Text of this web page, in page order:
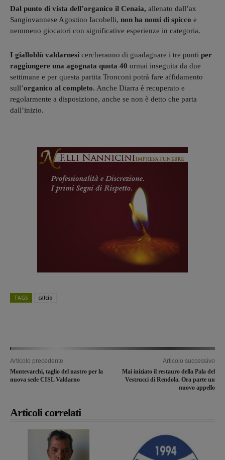
Dal punto di vista dell’organico il Cenaia, allenato dall’ax
Sangiovannese Agostino Iacobelli, non ha nomi di spicco e
nemmeno giocatori con significative esperienze in categoria.
I gialloblù valdarnesi cercheranno di guadagnare i tre punti per
raggiungere una agognata quota 40 ormai inseguita da due
settimane e per questa partita Tronconi potrà fare affidamento
sull’organico al completo. Anche Diarra è recuperato e
regolarmente a disposizione, anche se non è detto che parta
dall’inizio.
TAGS calcio
Articolo precedente
Montevarchi, taglio del nastro per la
nuova sede CISL Valdarno
Articolo successivo
Mai iniziato il restauro della Pala del
Vestrucci di Rendola. Ora parte un
nuovo appello
Articoli correlati